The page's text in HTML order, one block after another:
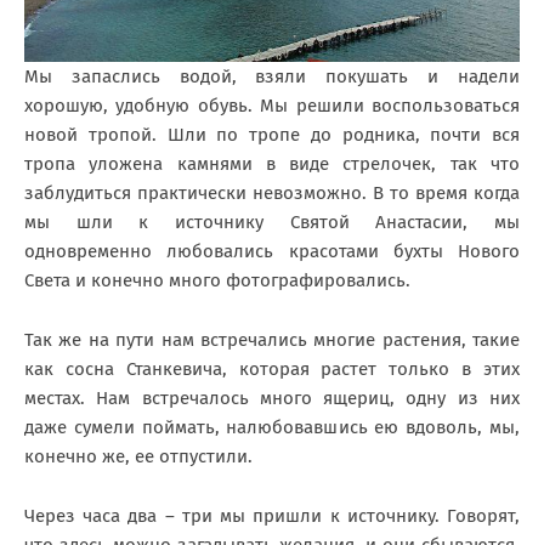
Мы запаслись водой, взяли покушать и надели
хорошую, удобную обувь. Мы решили воспользоваться
новой тропой. Шли по тропе до родника, почти вся
тропа уложена камнями в виде стрелочек, так что
заблудиться практически невозможно. В то время когда
мы шли к источнику Святой Анастасии, мы
одновременно любовались красотами бухты Нового
Света и конечно много фотографировались.
Так же на пути нам встречались многие растения, такие
как сосна Станкевича, которая растет только в этих
местах. Нам встречалось много ящериц, одну из них
даже сумели поймать, налюбовавшись ею вдоволь, мы,
конечно же, ее отпустили.
Через часа два – три мы пришли к источнику. Говорят,